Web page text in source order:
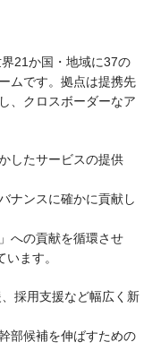
21か国・地域に37の
ムです。拠点は提携先
、クロスボーダーなア
したサービスの提供
ナンスに確かに貢献し
への貢献を循環させ
ます。
採用支援など幅広く新
部候補を伸ばすための